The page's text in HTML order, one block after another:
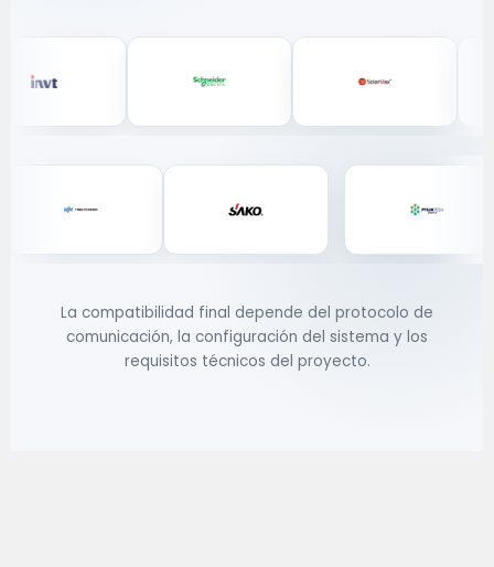
La compatibilidad final depende del protocolo de
comunicación, la configuración del sistema y los
requisitos técnicos del proyecto.